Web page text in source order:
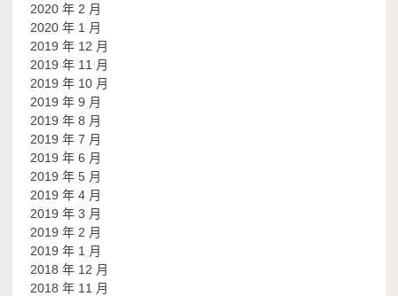
2020 年 2 月
2020 年 1 月
2019 年 12 月
2019 年 11 月
2019 年 10 月
2019 年 9 月
2019 年 8 月
2019 年 7 月
2019 年 6 月
2019 年 5 月
2019 年 4 月
2019 年 3 月
2019 年 2 月
2019 年 1 月
2018 年 12 月
2018 年 11 月